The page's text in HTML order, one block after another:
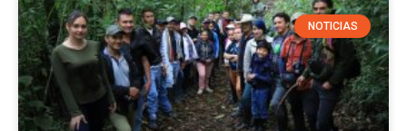
NOTICIAS